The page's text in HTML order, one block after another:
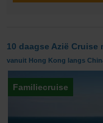
10 daagse Azië Cruise
vanuit Hong Kong langs
Familiecruise